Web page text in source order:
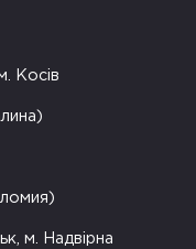
Косів
м. Надвірна